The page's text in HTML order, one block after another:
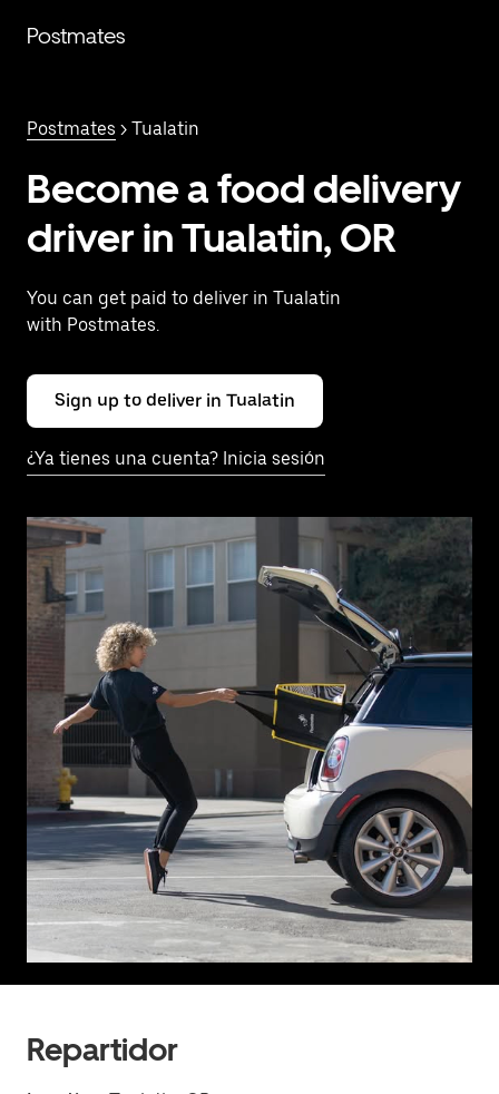
contenido
Postmates
Postmates > Tualatin
Become a food delivery
driver in Tualatin, OR
You can get paid to deliver in Tualatin
with Postmates.
Sign up to deliver in Tualatin
¿Ya tienes una cuenta? Inicia sesión
Repartidor